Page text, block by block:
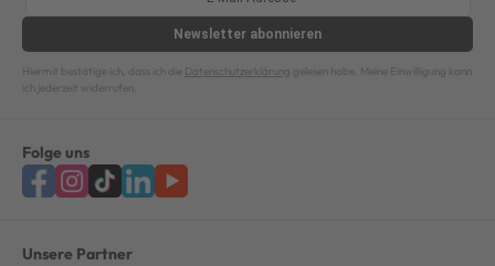
Newsletter abonnieren
Hiermit bestätige ich, dass ich die Datenschutzerklärung gelesen habe. Meine Einwilligung kann
ich jederzeit widerrufen.
Folge uns
Unsere Partner